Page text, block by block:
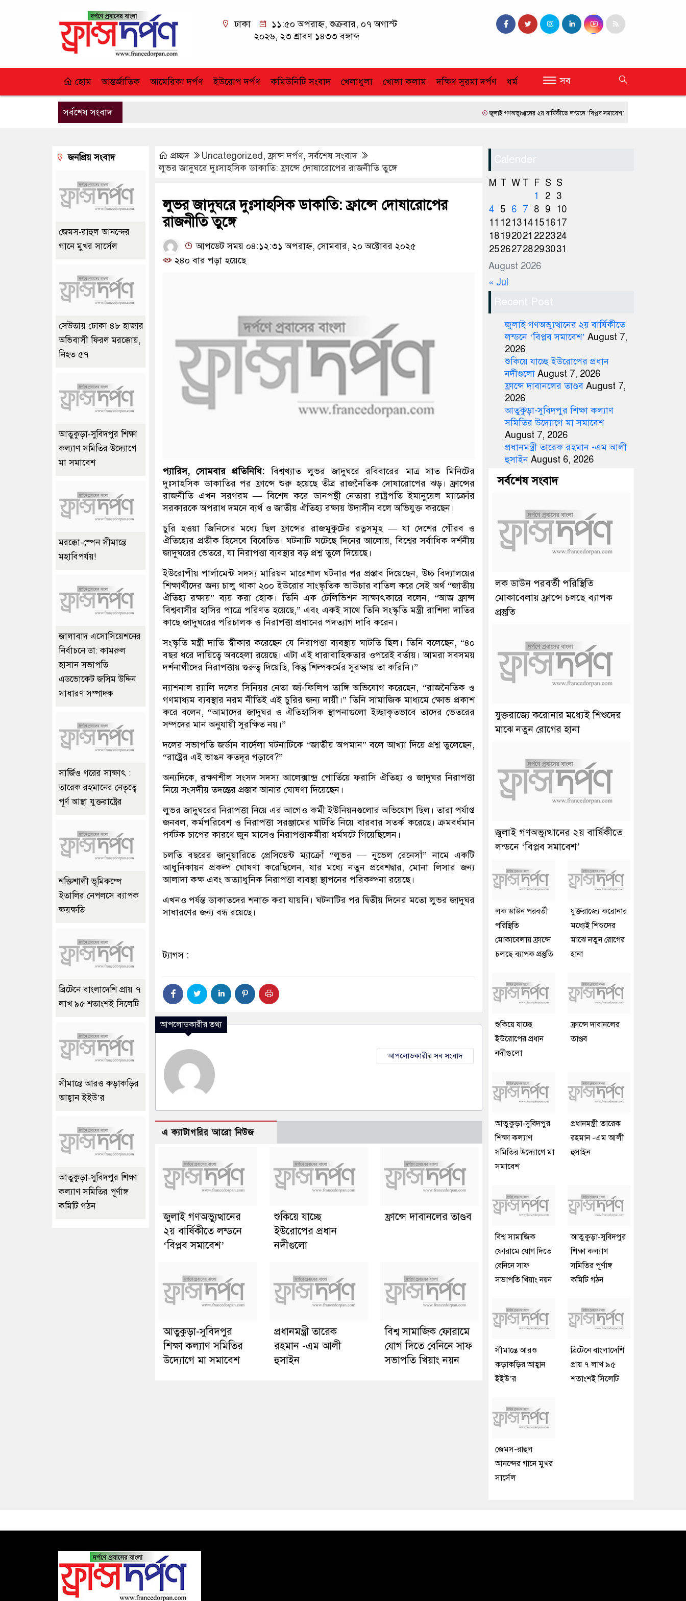
ঢাকা
১১:৫০ অপরাহ্ন, শুক্রবার, ০৭ অগাস্ট
২০২৬, ২৩ শ্রাবণ ১৪৩৩ বঙ্গাব্দ
হোম আন্তর্জাতিক আমেরিকা দর্পণ ইউরোপ দর্পণ কমিউনিটি সংবাদ খেলাধুলা খোলা কলাম দক্ষিণ সুরমা দর্পণ ধর্ম সব
সর্বশেষ সংবাদ জুলাই গণঅভ্যুত্থানের ২য় বার্ষিকীতে লন্ডনে ‘বিপ্লব সমাবেশ’ ফ্রান্সে দাবানলের তাণ্ডব
প্রচ্ছদ Uncategorized,ফ্রান্স দর্পণ,সর্বশেষ সংবাদ
লুভর জাদুঘরে দুঃসাহসিক ডাকাতি: ফ্রান্সে দোষারোপের রাজনীতি তুঙ্গে
লুভর জাদুঘরে দুঃসাহসিক ডাকাতি: ফ্রান্সে দোষারোপের
রাজনীতি তুঙ্গে
আপডেট সময় ০৪:১২:৩১ অপরাহ্ন, সোমবার, ২০ অক্টোবর ২০২৫
২৪০ বার পড়া হয়েছে
প্যারিস, সোমবার প্রতিনিধি:বিশ্বখ্যাত লুভর জাদুঘরে রবিবারের মাত্র সাত মিনিটের
দুঃসাহসিক ডাকাতির পর ফ্রান্সে শুরু হয়েছে তীব্র রাজনৈতিক দোষারোপের ঝড়। ফ্রান্সের
রাজনীতি এখন সরগরম — বিশেষ করে ডানপন্থী নেতারা রাষ্ট্রপতি ইমানুয়েল ম্যাক্রোঁর
সরকারকে অপরাধ দমনে ব্যর্থ ও জাতীয় ঐতিহ্য রক্ষায় উদাসীন বলে অভিযুক্ত করছেন।
চুরি হওয়া জিনিসের মধ্যে ছিল ফ্রান্সের রাজমুকুটের রত্নসমূহ — যা দেশের গৌরব ও
ঐতিহ্যের প্রতীক হিসেবে বিবেচিত। ঘটনাটি ঘটেছে দিনের আলোয়, বিশ্বের সর্বাধিক দর্শনীয়
জাদুঘরের ভেতরে, যা নিরাপত্তা ব্যবস্থার বড় প্রশ্ন তুলে দিয়েছে।
ইউরোপীয় পার্লামেন্ট সদস্য মারিয়ন মারে‌শাল ঘটনার পর প্রস্তাব দিয়েছেন, উচ্চ বিদ্যালয়ের
শিক্ষার্থীদের জন্য চালু থাকা ২০০ ইউরোর সাংস্কৃতিক ভাউচার বাতিল করে সেই অর্থ “জাতীয়
ঐতিহ্য রক্ষায়” ব্যয় করা হোক। তিনি এক টেলিভিশন সাক্ষাৎকারে বলেন, “আজ ফ্রান্স
বিশ্ববাসীর হাসির পাত্রে পরিণত হয়েছে,” এবং একই সাথে তিনি সংস্কৃতি মন্ত্রী রাশিদা দাতির
কাছে জাদুঘরের পরিচালক ও নিরাপত্তা প্রধানের পদত্যাগ দাবি করেন।
সংস্কৃতি মন্ত্রী দাতি স্বীকার করেছেন যে নিরাপত্তা ব্যবস্থায় ঘাটতি ছিল। তিনি বলেছেন, “৪০
বছর ধরে দায়িত্বে অবহেলা রয়েছে। এটা এই ধারাবাহিকতার ওপরেই বর্তায়। আমরা সবসময়
দর্শনার্থীদের নিরাপত্তায় গুরুত্ব দিয়েছি, কিন্তু শিল্পকর্মের সুরক্ষায় তা করিনি।”
ন্যাশনাল র‍্যালি দলের সিনিয়র নেতা জ্যঁ-ফিলিপ তাঙ্গি অভিযোগ করেছেন, “রাজনৈতিক ও
গণমাধ্যম ব্যবস্থার নরম নীতিই এই চুরির জন্য দায়ী।” তিনি সামাজিক মাধ্যমে ক্ষোভ প্রকাশ
করে বলেন, “আমাদের জাদুঘর ও ঐতিহাসিক স্থাপনাগুলো ইচ্ছাকৃতভাবে তাদের ভেতরের
সম্পদের মান অনুযায়ী সুরক্ষিত নয়।”
দলের সভাপতি জর্ডান বার্দেলা ঘটনাটিকে “জাতীয় অপমান” বলে আখ্যা দিয়ে প্রশ্ন তুলেছেন,
“রাষ্ট্রের এই ভাঙন কতদূর গড়াবে?”
অন্যদিকে, রক্ষণশীল সংসদ সদস্য আলেক্সান্দ্র পোর্তিয়ে ফরাসি ঐতিহ্য ও জাদুঘর নিরাপত্তা
নিয়ে সংসদীয় তদন্তের প্রস্তাব আনার ঘোষণা দিয়েছেন।
লুভর জাদুঘরের নিরাপত্তা নিয়ে এর আগেও কর্মী ইউনিয়নগুলোর অভিযোগ ছিল। তারা পর্যাপ্ত
জনবল, কর্মপরিবেশ ও নিরাপত্তা সরঞ্জামের ঘাটতি নিয়ে বারবার সতর্ক করেছে। ক্রমবর্ধমান
পর্যটক চাপের কারণে জুন মাসেও নিরাপত্তাকর্মীরা ধর্মঘটে গিয়েছিলেন।
চলতি বছরের জানুয়ারিতে প্রেসিডেন্ট ম্যাক্রোঁ “লুভর — নুভেল রেনেসাঁ” নামে একটি
আধুনিকায়ন প্রকল্প ঘোষণা করেছিলেন, যার মধ্যে নতুন প্রবেশদ্বার, মোনা লিসার জন্য
আলাদা কক্ষ এবং অত্যাধুনিক নিরাপত্তা ব্যবস্থা স্থাপনের পরিকল্পনা রয়েছে।
এখনও পর্যন্ত ডাকাতদের শনাক্ত করা যায়নি। ঘটনাটির পর দ্বিতীয় দিনের মতো লুভর জাদুঘর
সাধারণের জন্য বন্ধ রয়েছে।
ট্যাগস :
আপলোডকারীর তথ্য
আপলোডকারীর সব সংবাদ
এ ক্যাটাগরির আরো নিউজ
জুলাই গণঅভ্যুত্থানের
২য় বার্ষিকীতে লন্ডনে
‘বিপ্লব সমাবেশ’
শুকিয়ে যাচ্ছে
ইউরোপের প্রধান
নদীগুলো
ফ্রান্সে দাবানলের তাণ্ডব
আতুকুড়া-সুবিদপুর
শিক্ষা কল্যাণ সমিতির
উদ্যোগে মা সমাবেশ
প্রধানমন্ত্রী তারেক
রহমান -এম আলী
হুসাইন
বিশ্ব সামাজিক ফোরামে
যোগ দিতে বেনিনে সাফ
সভাপতি খিয়াং নয়ন
জনপ্রিয় সংবাদ
জেমস-রাহুল আনন্দের
গানে মুখর সার্সেল
সেউতায় ঢোকা ৪৮ হাজার
অভিবাসী ফিরল মরক্কোয়,
নিহত ৫৭
আতুকুড়া-সুবিদপুর শিক্ষা
কল্যাণ সমিতির উদ্যোগে
মা সমাবেশ
মরক্কো-স্পেন সীমান্তে
মহাবিপর্যয়!
জালাবাদ এসোসিয়েশনের
নির্বাচনে ডা: কামরুল
হাসান সভাপতি
এডভোকেট জসিম উদ্দিন
সাধারণ সম্পাদক
সার্জিও গরের সাক্ষাৎ :
তারেক রহমানের নেতৃত্বে
পূর্ণ আস্থা যুক্তরাষ্ট্রের
শক্তিশালী ভূমিকম্পে
ইতালির নেপলসে ব্যাপক
ক্ষয়ক্ষতি
ব্রিটেনে বাংলাদেশি প্রায় ৭
লাখ ৯৫ শতাংশই সিলেটি
সীমান্তে আরও কড়াকড়ির
আহ্বান ইইউ’র
আতুকুড়া-সুবিদপুর শিক্ষা
কল্যাণ সমিতির পূর্ণাঙ্গ
কমিটি গঠন
Calender
August 2026
M T W T F S S
1
2 3
4 5 6 7 8 9
10
11 121314151617
18192021 222324
25262728293031
« Jul
Recent Post
জুলাই গণঅভ্যুত্থানের ২য় বার্ষিকীতে
লন্ডনে ‘বিপ্লব সমাবেশ’ August 7,
2026
শুকিয়ে যাচ্ছে ইউরোপের প্রধান
নদীগুলো August 7, 2026
ফ্রান্সে দাবানলের তাণ্ডব August 7,
2026
আতুকুড়া-সুবিদপুর শিক্ষা কল্যাণ
সমিতির উদ্যোগে মা সমাবেশ
August 7, 2026
প্রধানমন্ত্রী তারেক রহমান -এম আলী
হুসাইন August 6, 2026
সর্বশেষ সংবাদ
লক ডাউন পরবর্তী পরিস্থিতি
মোকাবেলায় ফ্রান্সে চলছে ব্যাপক
প্রস্তুতি
যুক্তরাজ্যে করোনার মধ্যেই শিশুদের
মাঝে নতুন রোগের হানা
জুলাই গণঅভ্যুত্থানের ২য় বার্ষিকীতে
লন্ডনে ‘বিপ্লব সমাবেশ’
লক ডাউন পরবর্তী
পরিস্থিতি
মোকাবেলায় ফ্রান্সে
চলছে ব্যাপক প্রস্তুতি
যুক্তরাজ্যে করোনার
মধ্যেই শিশুদের
মাঝে নতুন রোগের
হানা
শুকিয়ে যাচ্ছে
ইউরোপের প্রধান
নদীগুলো
ফ্রান্সে দাবানলের
তাণ্ডব
আতুকুড়া-সুবিদপুর
শিক্ষা কল্যাণ
সমিতির উদ্যোগে মা
সমাবেশ
প্রধানমন্ত্রী তারেক
রহমান -এম আলী
হুসাইন
বিশ্ব সামাজিক
ফোরামে যোগ দিতে
বেনিনে সাফ
সভাপতি খিয়াং নয়ন
আতুকুড়া-সুবিদপুর
শিক্ষা কল্যাণ
সমিতির পূর্ণাঙ্গ
কমিটি গঠন
সীমান্তে আরও
কড়াকড়ির আহ্বান
ইইউ’র
ব্রিটেনে বাংলাদেশি
প্রায় ৭ লাখ ৯৫
শতাংশই সিলেটি
জেমস-রাহুল
আনন্দের গানে মুখর
সার্সেল